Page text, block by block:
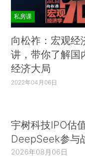
私房课
向松祚：宏观经
讲，带你了解国
经济大局
2022年04月06日
宇树科技IPO估
DeepSeek参与
2026年08月06日